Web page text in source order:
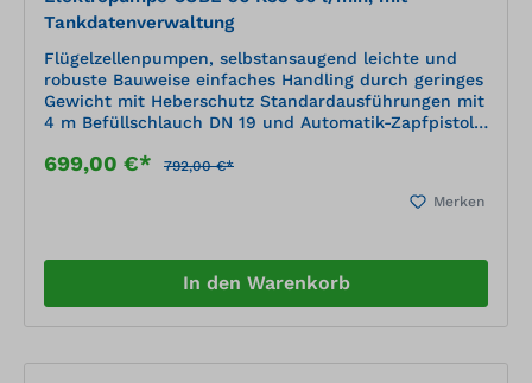
Tankdatenverwaltung
Flügelzellenpumpen, selbstansaugend leichte und
robuste Bauweise einfaches Handling durch geringes
Gewicht mit Heberschutz Standardausführungen mit
4 m Befüllschlauch DN 19 und Automatik-Zapfpistole
wetterfestem Gehäuse mit integriertem
Ausschalten der Pumpe Saugunterdruck ca. 0,3 bar,
699,00 €* 792,00 €*
Merken
In den Warenkorb